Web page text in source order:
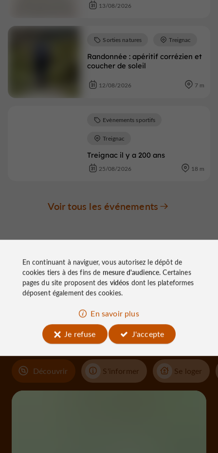
13/08/2026
Randonnée : apéritif corrézien et
coucher de soleil
Sorties natures Treignac
12/08/2026 7 m
Treignac il y a 200 ans
Evènements sportifs
Treignac
25/08/2026 18 m
Voir tous les événements
À découvrir
aux
alentours
Découvrir S'informer Se loger
En continuant à naviguer, vous autorisez le dépôt de
cookies tiers à des fins de mesure d'audience. Certaines
pages du site proposent des vidéos dont les plateformes
déposent également des cookies.
En savoir plus
Je refuse
J'accepte